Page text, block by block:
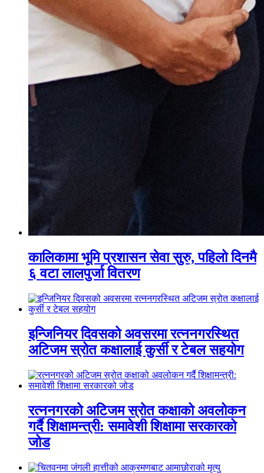
कालिकामा भूमि प्रशासन सेवा सुरु, पहिलो दिनमै
६ वटा लालपुर्जा वितरण
इन्जिनियर दिवसको अवसरमा रत्ननगरस्थित
अटिजम स्रोत कक्षालाई कुर्सी र टेबल सहयोग
रत्ननगरको अटिजम स्रोत कक्षाको अवलोकन
गर्दै शिक्षामन्त्री: समावेशी शिक्षामा सरकारको
जोड